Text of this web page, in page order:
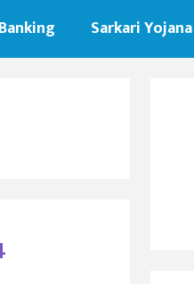
Banking Sarkari Yojana